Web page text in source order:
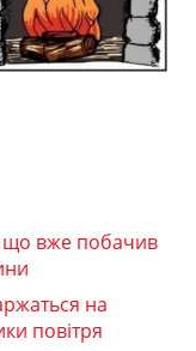
що вже побачив
на
повітря